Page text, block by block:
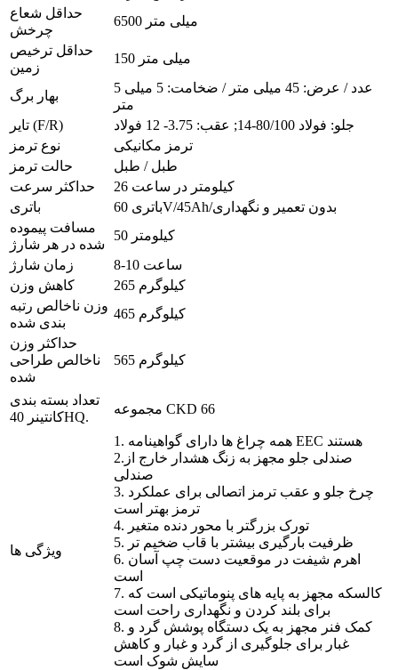
حداقل شعاع
چرخش
6500 میلی متر
حداقل ترخیص
زمین
150 میلی متر
بهار برگ
5 عدد / عرض: 45 میلی متر / ضخامت: 5 میلی
متر
تایر (F/R)
جلو: فولاد 80/100-14; عقب: 3.75- 12 فولاد
نوع ترمز
ترمز مکانیکی
حالت ترمز
طبل / طبل
حداکثر سرعت
26 کیلومتر در ساعت
باتری
باتری 60V/45Ah/بدون تعمیر و نگهداری
مسافت پیموده
شده در هر شارژ
50 کیلومتر
زمان شارژ
8-10 ساعت
کاهش وزن
265 کیلوگرم
وزن ناخالص رتبه
بندی شده
465 کیلوگرم
حداکثر وزن
ناخالص طراحی
شده
565 کیلوگرم
تعداد بسته بندی
کانتینر 40HQ.
مجموعه CKD 66
ویژگی ها
1. همه چراغ ها دارای گواهینامه EEC هستند
2.صندلی جلو مجهز به زنگ هشدار خارج از
صندلی
3. چرخ جلو و عقب ترمز اتصالی برای عملکرد
ترمز بهتر است
4. تورک بزرگتر با محور دنده متغیر
5. ظرفیت بارگیری بیشتر با قاب ضخیم تر
6. اهرم شیفت در موقعیت دست چپ آسان
است
7. کالسکه مجهز به پایه های پنوماتیکی است که
برای بلند کردن و نگهداری راحت است
8. کمک فنر مجهز به یک دستگاه پوشش گرد و
غبار برای جلوگیری از گرد و غبار و کاهش
سایش شوک است